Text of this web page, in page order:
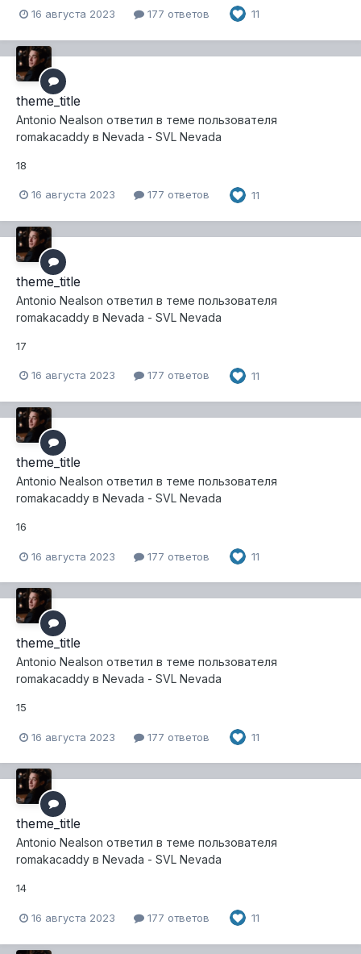
16 августа 2023 177 ответов 11
theme_title
Antonio Nealson ответил в теме пользователя
romakacaddy в Nevada - SVL Nevada
18
16 августа 2023 177 ответов 11
theme_title
Antonio Nealson ответил в теме пользователя
romakacaddy в Nevada - SVL Nevada
17
16 августа 2023 177 ответов 11
theme_title
Antonio Nealson ответил в теме пользователя
romakacaddy в Nevada - SVL Nevada
16
16 августа 2023 177 ответов 11
theme_title
Antonio Nealson ответил в теме пользователя
romakacaddy в Nevada - SVL Nevada
15
16 августа 2023 177 ответов 11
theme_title
Antonio Nealson ответил в теме пользователя
romakacaddy в Nevada - SVL Nevada
14
16 августа 2023 177 ответов 11